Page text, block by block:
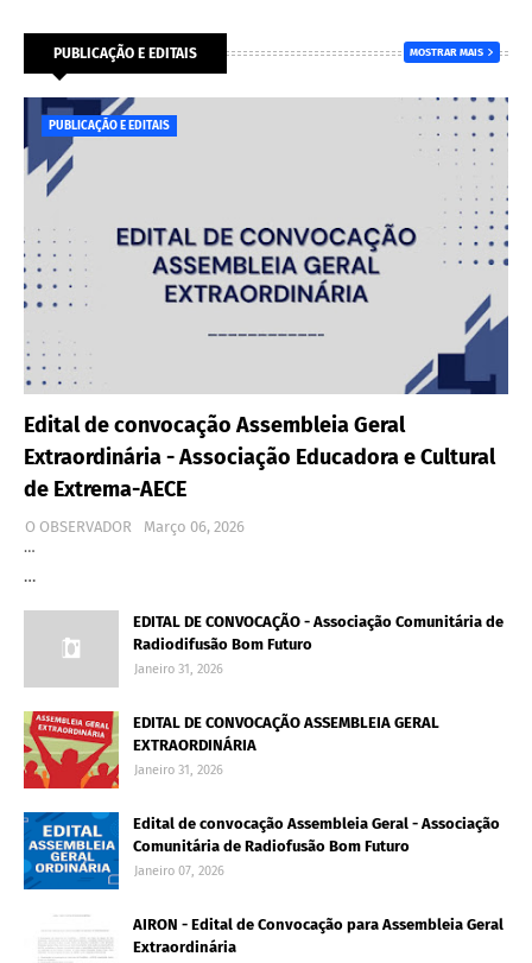
PUBLICAÇÃO E EDITAIS MOSTRAR MAIS
PUBLICAÇÃO E EDITAIS
Edital de convocação Assembleia Geral
Extraordinária - Associação Educadora e Cultural
de Extrema-AECE
O OBSERVADOR
Março 06, 2026
…
…
EDITAL DE CONVOCAÇÃO - Associação Comunitária de
Radiodifusão Bom Futuro
Janeiro 31, 2026
EDITAL DE CONVOCAÇÃO ASSEMBLEIA GERAL
EXTRAORDINÁRIA
Janeiro 31, 2026
Edital de convocação Assembleia Geral - Associação
Comunitária de Radiofusão Bom Futuro
Janeiro 07, 2026
AIRON - Edital de Convocação para Assembleia Geral
Extraordinária